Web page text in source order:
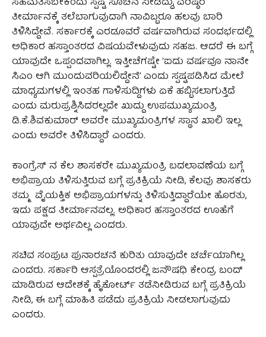
ತೀರ್ಮಾನಕ್ಕೆ ತಲೆಬಾಗುವುದಾಗಿ ನಾವಿಬ್ಬರೂ ಹಲವು ಬಾರಿ
ತಿಳಿಸಿದ್ದೇವೆ. ಸರ್ಕಾರಕ್ಕೆ ಎರಡೂವರೆ ವರ್ಷವಾಗಿರುವ ಸಂದರ್ಭದಲ್ಲಿ
ಅಧಿಕಾರ ಹಸ್ತಾಂತರದ ವಿಷಯವೇಳುವುದು ಸಹಜ. ಆದರೆ ಈ ಬಗ್ಗೆ
ಯಾವುದೇ ಒಪ್ಪಂದವಾಗಿಲ್ಲ. ಇತ್ತೀಚೆಗಷ್ಟೇ ‘ಐದು ವರ್ಷವೂ ನಾನೇ
ಸಿಎಂ ಆಗಿ ಮುಂದುವರಿಯಲಿದ್ದೇನೆ’ ಎಂದು ಸ್ಪಷ್ಟಪಡಿಸಿದ ಮೇಲೆ
ಮಾಧ್ಯಮಗಳಲ್ಲಿ ಇಂತಹ ಗಾಳಿಸುದ್ದಿಗಳು ಏಕೆ ಹಬ್ಬಿಸಲಾಗುತ್ತಿದೆ
ಎಂದು ಮರುಪ್ರಶ್ನಿಸಿದರಲ್ಲದೇ ಖುದ್ದು ಉಪಮುಖ್ಯಮಂತ್ರಿ
ಡಿ.ಕೆ.ಶಿವಕುಮಾರ್ ಅವರೇ ಮುಖ್ಯಮಂತ್ರಿಗಳ ಸ್ಥಾನ ಖಾಲಿ ಇಲ್ಲ
ಎಂದು ಅವರೇ ತಿಳಿಸಿದ್ದಾರೆ ಎಂದರು.
ಕಾಂಗ್ರೆಸ್ ನ ಕೆಲ ಶಾಸಕರೇ ಮುಖ್ಯಮಂತ್ರಿ ಬದಲಾವಣೆಯ ಬಗ್ಗೆ
ಅಭಿಪ್ರಾಯ ತಿಳಿಸುತ್ತಿರುವ ಬಗ್ಗೆ ಪ್ರತಿಕ್ರಿಯೆ ನೀಡಿ, ಕೆಲವು ಶಾಸಕರು
ತಮ್ಮ ವೈಯಕ್ತಿಕ ಅಭಿಪ್ರಾಯಗಳನ್ನು ತಿಳಿಸುತ್ತಿದ್ದಾರೆಯೇ ಹೊರತು,
ಇದು ಪಕ್ಷದ ತೀರ್ಮಾನವಲ್ಲ. ಅಧಿಕಾರ ಹಸ್ತಾಂತರದ ಊಹೆಗೆ
ಯಾವುದೇ ಅರ್ಥವಿಲ್ಲ ಎಂದರು.
ಸಚಿವ ಸಂಪುಟ ಪುನಾರಚನೆ ಕುರಿತು ಯಾವುದೇ ಚರ್ಚೆಯಾಗಿಲ್ಲ
ಎಂದರು. ಸರ್ಕಾರಿ ಆಸ್ಪತ್ರೆಯೊಂದರಲ್ಲಿ ಜನೌಷಧಿ ಕೇಂದ್ರ ಬಂದ್
ಮಾಡಿರುವ ಆದೇಶಕ್ಕೆ ಹೈಕೋರ್ಟ್ ತಡೆನೀಡಿರುವ ಬಗ್ಗೆ ಪ್ರತಿಕ್ರಿಯೆ
ನೀಡಿ, ಈ ಬಗ್ಗೆ ಮಾಹಿತಿ ಪಡೆದು ಪ್ರತಿಕ್ರಿಯೆ ನೀಡಲಾಗುವುದು
ಎಂದರು.